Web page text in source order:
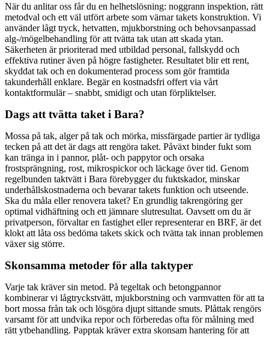
När du anlitar oss får du en helhetslösning: noggrann inspektion, rätt
metodval och ett väl utfört arbete som värnar takets konstruktion. Vi
använder lågt tryck, hetvatten, mjukborstning och behovsanpassad
alg-/mögelbehandling för att tvätta tak utan att skada ytan.
Säkerheten är prioriterad med utbildad personal, fallskydd och
effektiva rutiner även på högre fastigheter. Resultatet blir ett rent,
skyddat tak och en dokumenterad process som gör framtida
takunderhåll enklare. Begär en kostnadsfri offert via vårt
kontaktformulär – snabbt, smidigt och utan förpliktelser.
Dags att tvätta taket i Bara?
Mossa på tak, alger på tak och mörka, missfärgade partier är tydliga
tecken på att det är dags att rengöra taket. Påväxt binder fukt som
kan tränga in i pannor, plåt- och pappytor och orsaka
frostsprängning, rost, mikrospickor och läckage över tid. Genom
regelbunden taktvätt i Bara förebygger du fuktskador, minskar
underhållskostnaderna och bevarar takets funktion och utseende.
Ska du måla eller renovera taket? En grundlig takrengöring ger
optimal vidhäftning och ett jämnare slutresultat. Oavsett om du är
privatperson, förvaltar en fastighet eller representerar en BRF, är det
klokt att låta oss bedöma takets skick och tvätta tak innan problemen
växer sig större.
Skonsamma metoder för alla taktyper
Varje tak kräver sin metod. På tegeltak och betongpannor
kombinerar vi lågtryckstvätt, mjukborstning och varmvatten för att ta
bort mossa från tak och lösgöra djupt sittande smuts. Plåttak rengörs
varsamt för att undvika repor och förberedas ofta för målning med
rätt ytbehandling. Papptak kräver extra skonsam hantering för att